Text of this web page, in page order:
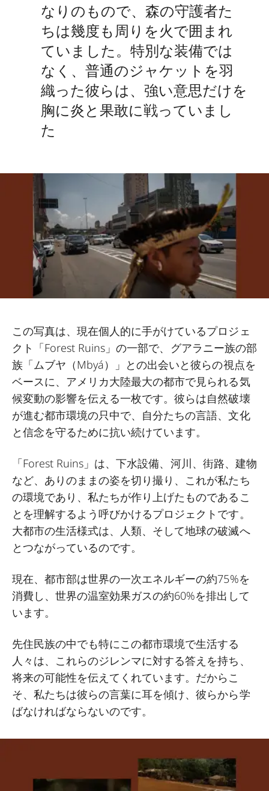
なりのもので、森の守護者た
ちは幾度も周りを火で囲まれ
ていました。特別な装備では
なく、普通のジャケットを羽
織った彼らは、強い意思だけを
胸に炎と果敢に戦っていまし
た
この写真は、現在個人的に手がけているプロジェ
クト「Forest Ruins」の一部で、グアラニー族の部
族「ムブヤ（Mbyá）」との出会いと彼らの視点を
ベースに、アメリカ大陸最大の都市で見られる気
候変動の影響を伝える一枚です。彼らは自然破壊
が進む都市環境の只中で、自分たちの言語、文化
と信念を守るために抗い続けています。
「Forest Ruins」は、下水設備、河川、街路、建物
など、ありのままの姿を切り撮り、これが私たち
の環境であり、私たちが作り上げたものであるこ
とを理解するよう呼びかけるプロジェクトです。
大都市の生活様式は、人類、そして地球の破滅へ
とつながっているのです。
現在、都市部は世界の一次エネルギーの約75%を
消費し、世界の温室効果ガスの約60%を排出して
います。
先住民族の中でも特にこの都市環境で生活する
人々は、これらのジレンマに対する答えを持ち、
将来の可能性を伝えてくれています。だからこ
そ、私たちは彼らの言葉に耳を傾け、彼らから学
ばなければならないのです。